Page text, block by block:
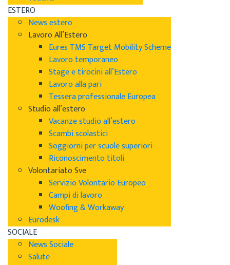
ESTERO
News estero
Lavoro All’Estero
Eures TMS Target Mobility Scheme
Lavoro temporaneo
Stage e tirocini all’Estero
Lavoro alla pari
Tessera professionale Europea
Studio all’estero
Vacanze studio all’estero
Scambi scolastici
Soggiorni per scuole superiori
Riconoscimento titoli
Volontariato Sve
Servizio Volontario Europeo
Campi di lavoro
Woofing & Workaway
Eurodesk
SOCIALE
News Sociale
Salute